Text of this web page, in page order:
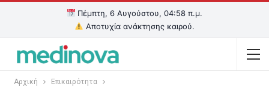
Πέμπτη, 6 Αυγούστου, 04:58 π.μ.
Αποτυχία ανάκτησης καιρού.
Αρχική Επικαιρότητα